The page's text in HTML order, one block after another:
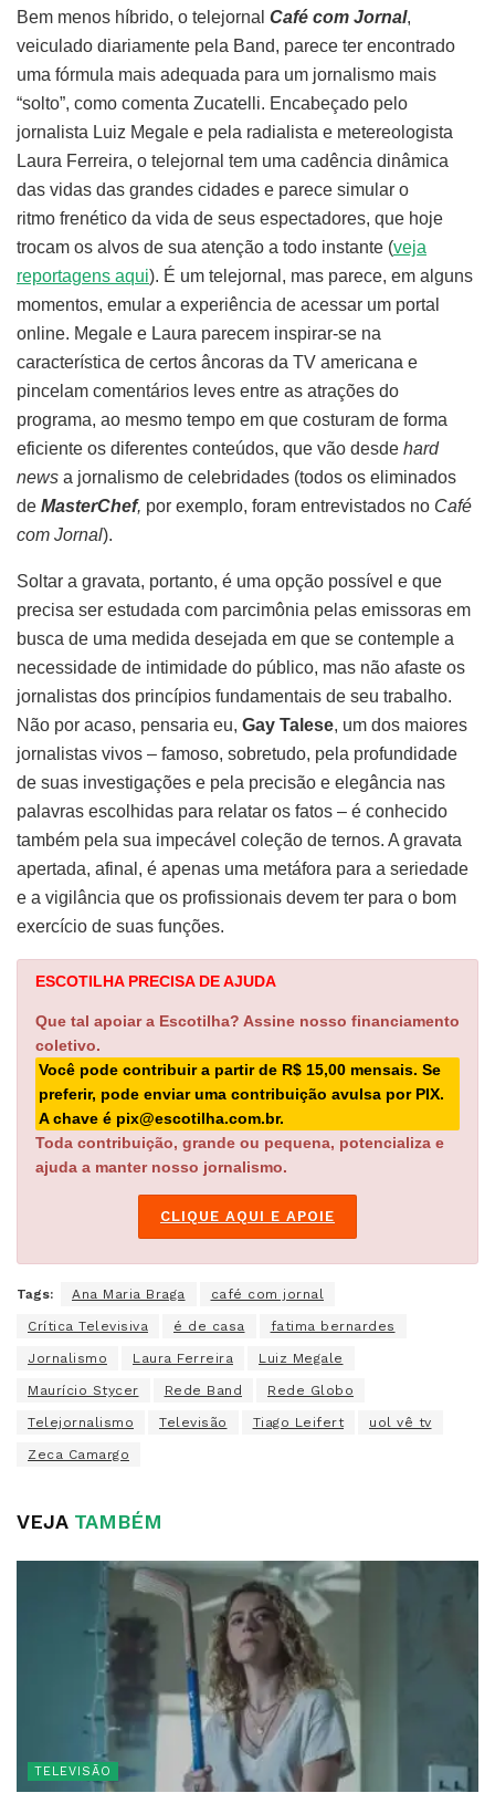
Bem menos híbrido, o telejornal Café com Jornal,
veiculado diariamente pela Band, parece ter encontrado
uma fórmula mais adequada para um jornalismo mais
“solto”, como comenta Zucatelli. Encabeçado pelo
jornalista Luiz Megale e pela radialista e metereologista
Laura Ferreira, o telejornal tem uma cadência dinâmica
das vidas das grandes cidades e parece simular o
ritmo frenético da vida de seus espectadores, que hoje
trocam os alvos de sua atenção a todo instante (veja
reportagens aqui). É um telejornal, mas parece, em alguns
momentos, emular a experiência de acessar um portal
online. Megale e Laura parecem inspirar-se na
característica de certos âncoras da TV americana e
pincelam comentários leves entre as atrações do
programa, ao mesmo tempo em que costuram de forma
eficiente os diferentes conteúdos, que vão desde hard
news a jornalismo de celebridades (todos os eliminados
de MasterChef, por exemplo, foram entrevistados no Café
com Jornal).
Soltar a gravata, portanto, é uma opção possível e que
precisa ser estudada com parcimônia pelas emissoras em
busca de uma medida desejada em que se contemple a
necessidade de intimidade do público, mas não afaste os
jornalistas dos princípios fundamentais de seu trabalho.
Não por acaso, pensaria eu, Gay Talese, um dos maiores
jornalistas vivos – famoso, sobretudo, pela profundidade
de suas investigações e pela precisão e elegância nas
palavras escolhidas para relatar os fatos – é conhecido
também pela sua impecável coleção de ternos. A gravata
apertada, afinal, é apenas uma metáfora para a seriedade
e a vigilância que os profissionais devem ter para o bom
exercício de suas funções.
ESCOTILHA PRECISA DE AJUDA
Que tal apoiar a Escotilha? Assine nosso financiamento
coletivo.
Você pode contribuir a partir de R$ 15,00 mensais. Se
preferir, pode enviar uma contribuição avulsa por PIX.
A chave é pix@escotilha.com.br.
Toda contribuição, grande ou pequena, potencializa e
ajuda a manter nosso jornalismo.
CLIQUE AQUI E APOIE
Tags: Ana Maria Braga café com jornal
Crítica Televisiva é de casa fatima bernardes
Jornalismo Laura Ferreira Luiz Megale
Maurício Stycer Rede Band Rede Globo
Telejornalismo Televisão Tiago Leifert uol vê tv
Zeca Camargo
VEJATAMBÉM
TELEVISÃO